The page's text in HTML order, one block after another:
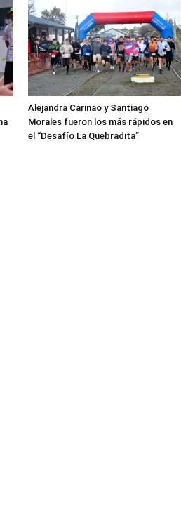
Alejandra Carinao y Santiago
Morales fueron los más rápidos en
el “Desafío La Quebradita”